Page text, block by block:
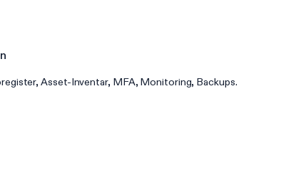
Asset-Inventar, MFA, Monitoring, Backups.